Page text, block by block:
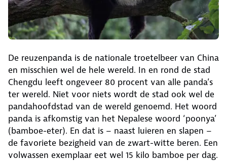
De reuzenpanda is de nationale troetelbeer van China
en misschien wel de hele wereld. In en rond de stad
Chengdu leeft ongeveer 80 procent van alle panda’s
ter wereld. Niet voor niets wordt de stad ook wel de
pandahoofdstad van de wereld genoemd. Het woord
panda is afkomstig van het Nepalese woord ‘poonya’
(bamboe-eter). En dat is – naast luieren en slapen –
de favoriete bezigheid van de zwart-witte beren. Een
volwassen exemplaar eet wel 15 kilo bamboe per dag.